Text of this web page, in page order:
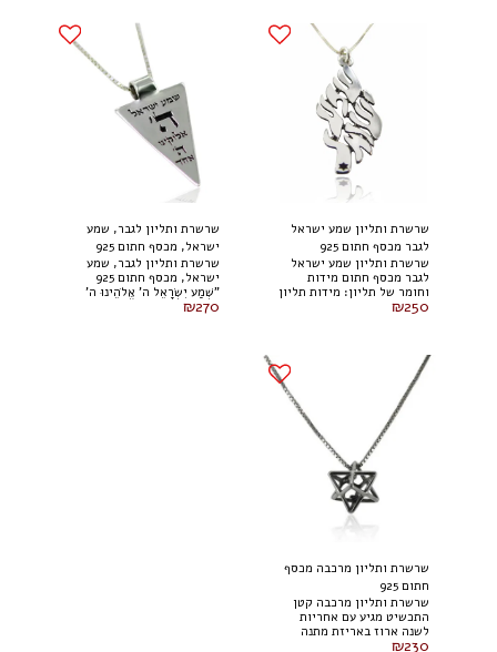
שרשרת ותליון שמע ישראל
לגבר מכסף חתום 925
שרשרת ותליון שמע ישראל
לגבר מכסף חתום מידות
וחומר של תליון: מידות תליון
₪250
שרשרת ותליון לגבר, שמע
ישראל, מכסף חתום 925
שרשרת ותליון לגבר, שמע
ישראל, מכסף חתום 925
"שְׁמַע יִשְׂרָאֵל ה' אֱלֹהֵינוּ ה'
אֶחָד " . מידות וחומר של
₪270
שרשרת ותליון מרכבה מכסף
חתום 925
שרשרת ותליון מרכבה קטן
התכשיט מגיע עם אחריות
לשנה ארוז באריזת מתנה
מהודרת ואיכותית סוג חומר -
₪230